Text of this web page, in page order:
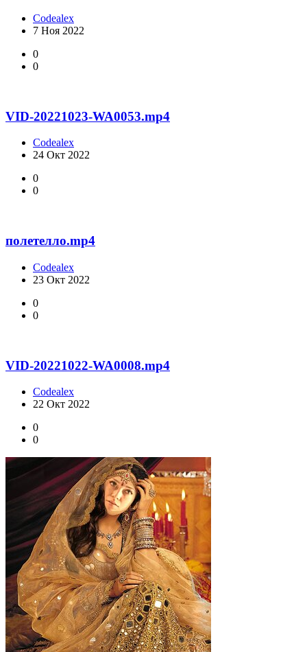
Codealex
7 Ноя 2022
0
0
VID-20221023-WA0053.mp4
Codealex
24 Окт 2022
0
0
полетелло.mp4
Codealex
23 Окт 2022
0
0
VID-20221022-WA0008.mp4
Codealex
22 Окт 2022
0
0